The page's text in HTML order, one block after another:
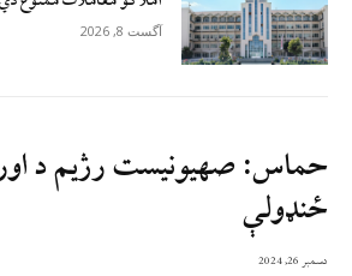
آگست 8, 2026
حماس: صهيونيست رژيم د
ځنډولې
دسمبر 26, 2024